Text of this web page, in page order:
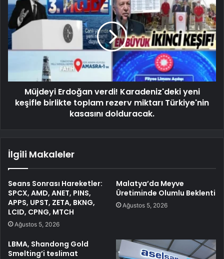
Müjdeyi Erdoğan verdi! Karadeniz'deki yeni
keşifle birlikte toplam rezerv miktarı Türkiye'nin
kasasını dolduracak.
İlgili Makaleler
Seans Sonrası Hareketler:
SPCX, AMD, ANET, PINS,
APPS, UPST, ZETA, BKNG,
LCID, CPNG, MTCH
Ağustos 5, 2026
Malatya’da Meyve
Üretiminde Olumlu Beklenti
Ağustos 5, 2026
LBMA, Shandong Gold
Smelting’i teslimat